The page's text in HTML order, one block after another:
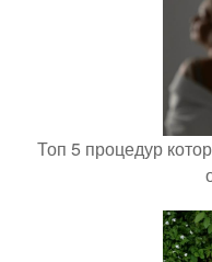
Топ 5 процедур